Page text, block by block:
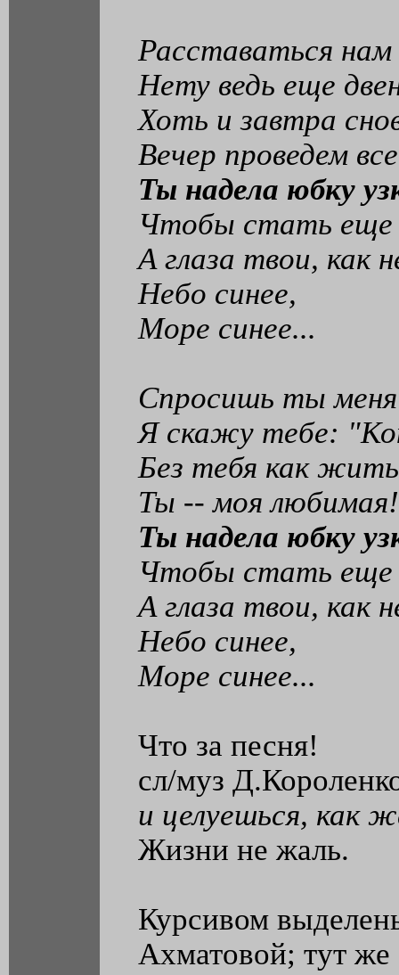
Расставаться нам
Нету ведь еще
Хоть и завтра
Вечер проведем
Ты надела юбку
Чтобы стать еще
А глаза твои, как
Небо синее,
Море синее...
Спросишь ты
Я скажу тебе:
Без тебя как
Ты -- моя любимая!
Ты надела юбку
Чтобы стать еще
А глаза твои, как
Небо синее,
Море синее...
Что за песня!
сл/муз
и целуешься, как
Жизни не жаль.
Курсивом
Ахматовой; тут же